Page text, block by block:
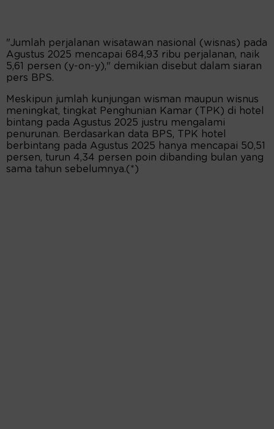
"Jumlah perjalanan wisatawan nasional (wisnas) pada
Agustus 2025 mencapai 684,93 ribu perjalanan, naik
5,61 persen (y-on-y)," demikian disebut dalam siaran
pers BPS.
Meskipun jumlah kunjungan wisman maupun wisnus
meningkat, tingkat Penghunian Kamar (TPK) di hotel
bintang pada Agustus 2025 justru mengalami
penurunan. Berdasarkan data BPS, TPK hotel
berbintang pada Agustus 2025 hanya mencapai 50,51
persen, turun 4,34 persen poin dibanding bulan yang
sama tahun sebelumnya.(*)